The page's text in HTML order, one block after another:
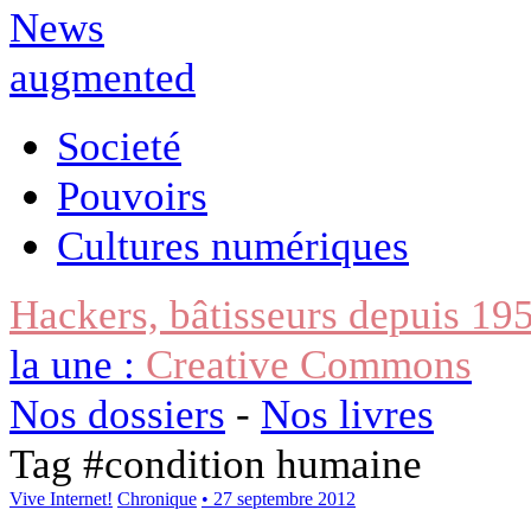
Societé
Pouvoirs
Cultures numériques
Hackers, bâtisseurs depuis
la une : Creative Commons
Nos dossiers - Nos livres
Tag #condition humaine
Vive Internet! Chronique • 27 septembre 2012